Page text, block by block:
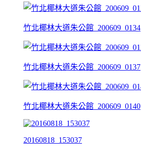
竹北椰林大道朱公館_200609_0134
竹北椰林大道朱公館_200609_0137
竹北椰林大道朱公館_200609_0140
20160818_153037